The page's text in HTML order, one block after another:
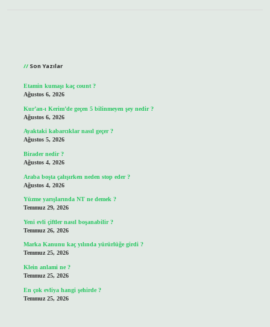
Son Yazılar
Etamin kumaşı kaç count ?
Ağustos 6, 2026
Kur’an-ı Kerim’de geçen 5 bilinmeyen şey nedir ?
Ağustos 6, 2026
Ayaktaki kabarcıklar nasıl geçer ?
Ağustos 5, 2026
Birader nedir ?
Ağustos 4, 2026
Araba boşta çalışırken neden stop eder ?
Ağustos 4, 2026
Yüzme yarışlarında NT ne demek ?
Temmuz 29, 2026
Yeni evli çiftler nasıl boşanabilir ?
Temmuz 26, 2026
Marka Kanunu kaç yılında yürürlüğe girdi ?
Temmuz 25, 2026
Klein anlami ne ?
Temmuz 25, 2026
En çok evliya hangi şehirde ?
Temmuz 25, 2026